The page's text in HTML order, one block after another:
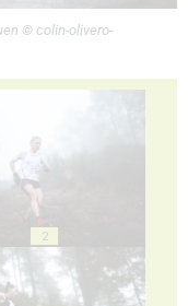
© colin-olivero-
2